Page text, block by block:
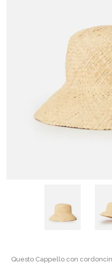
Questo Cappello con